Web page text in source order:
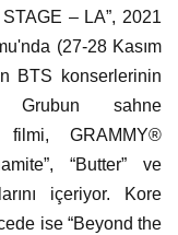
– LA”, 2021
(27-28 Kasım
BTS konserlerinin
Grubun sahne
filmi, GRAMMY®
“Butter” ve
içeriyor. Kore
ise “Beyond the